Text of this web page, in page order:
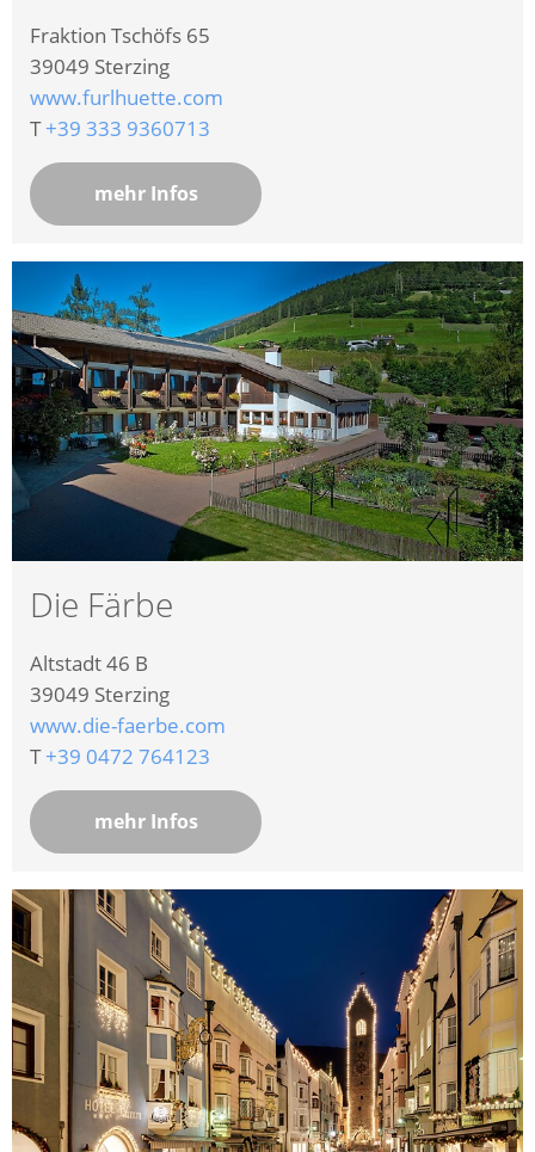
Fraktion Tschöfs 65
39049 Sterzing
www.furlhuette.com
T+39 333 9360713
mehr Infos
Die Färbe
Altstadt 46 B
39049 Sterzing
www.die-faerbe.com
T+39 0472 764123
mehr Infos